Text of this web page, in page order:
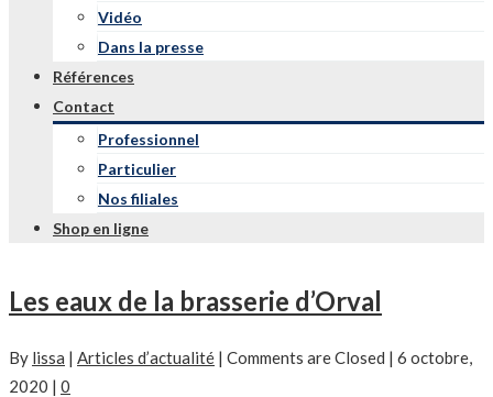
Vidéo
Dans la presse
Références
Contact
Professionnel
Particulier
Nos filiales
Shop en ligne
Les eaux de la brasserie d’Orval
By lissa | Articles d’actualité | Comments are Closed | 6 octobre,
2020 | 0